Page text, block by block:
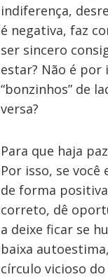
indiferença,
é negativa, faz
ser sincero
estar? Não é por
“bonzinhos” de
versa?
Para que haja
Por isso, se
de forma
correto, dê
a deixe ficar se
baixa
círculo vicioso